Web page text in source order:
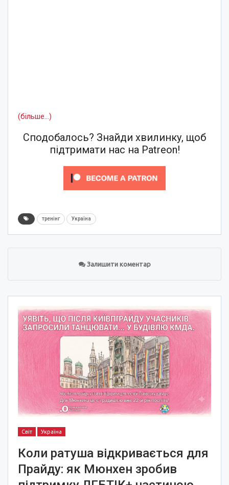
(більше…)
Сподобалось? Знайди хвилинку, щоб
підтримати нас на Patreon!
тренінг Україна
Залишити коментар
Світ Україна
Коли ратуша відкривається для
Прайду: як Мюнхен зробив